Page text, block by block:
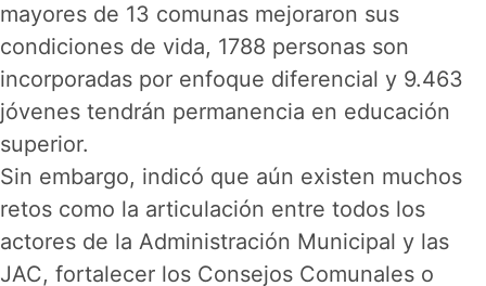
mayores de 13 comunas mejoraron sus
condiciones de vida, 1788 personas son
incorporadas por enfoque diferencial y 9.463
jóvenes tendrán permanencia en educación
superior.
Sin embargo, indicó que aún existen muchos
retos como la articulación entre todos los
actores de la Administración Municipal y las
JAC, fortalecer los Consejos Comunales o